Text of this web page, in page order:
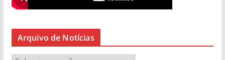
Arquivo de Notícias